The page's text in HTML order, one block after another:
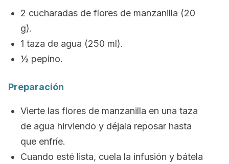
2 cucharadas de flores de manzanilla (20
g).
1 taza de agua (250 ml).
½ pepino.
Preparación
Vierte las flores de manzanilla en una taza
de agua hirviendo y déjala reposar hasta
que enfríe.
Cuando esté lista, cuela la infusión y bátela